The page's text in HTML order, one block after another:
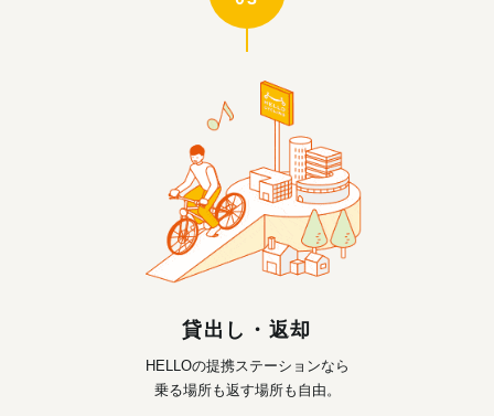
貸出し・返却
HELLOの提携ステーションなら
乗る場所も返す場所も自由。